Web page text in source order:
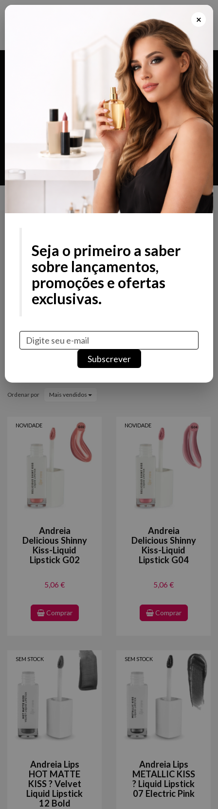
Envios grátis a partir de 100€ para Portugal e Continental e Península Espanhola
ou Levante e pague as suas encomendas nas nossas instalações em Almada
após realizar o seu pedido(indicar no final do pedido)
Preço
Promoção
Marcas
Gloss Andreia
Ordenar por Mais vendidos
NOVIDADE
Andreia
Delicious Shinny
Kiss-Liquid
Lipstick G02
5,06 €
Comprar
NOVIDADE
Andreia
Delicious Shinny
Kiss-Liquid
Lipstick G04
5,06 €
Comprar
SEM STOCK
Andreia Lips
HOT MATTE
KISS ? Velvet
Liquid Lipstick
12 Bold
SEM STOCK
Andreia Lips
METALLIC KISS
? Liquid Lipstick
07 Electric Pink
×
Seja o primeiro a saber
sobre lançamentos,
promoções e ofertas
exclusivas.
Subscrever